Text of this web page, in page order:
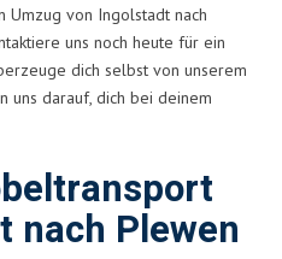
Umzug von Ingolstadt nach
uns noch heute für ein
dich selbst von unserem
uns darauf, dich bei deinem
nach Plewen